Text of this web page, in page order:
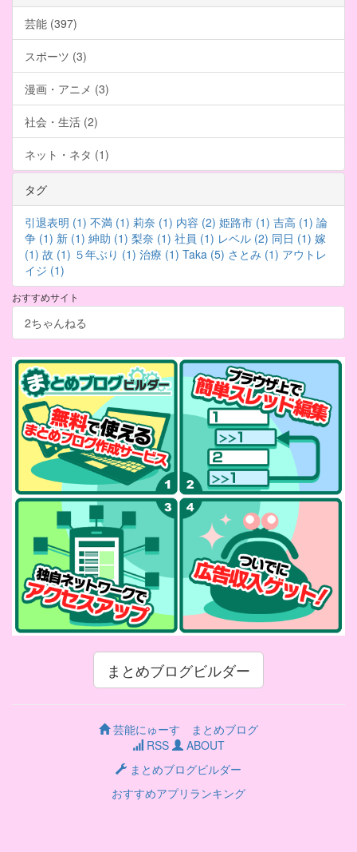
芸能 (397)
スポーツ (3)
漫画・アニメ (3)
社会・生活 (2)
ネット・ネタ (1)
タグ
引退表明 (1) 不満 (1) 莉奈 (1) 内容 (2) 姫路市 (1) 吉高 (1) 論
争 (1) 新 (1) 紳助 (1) 梨奈 (1) 社員 (1) レベル (2) 同日 (1) 嫁
(1) 故 (1) ５年ぶり (1) 治療 (1) Taka (5) さとみ (1) アウトレ
イジ (1)
おすすめサイト
2ちゃんねる
まとめブログビルダー
芸能にゅーす まとめブログ
RSS
ABOUT
まとめブログビルダー
おすすめアプリランキング